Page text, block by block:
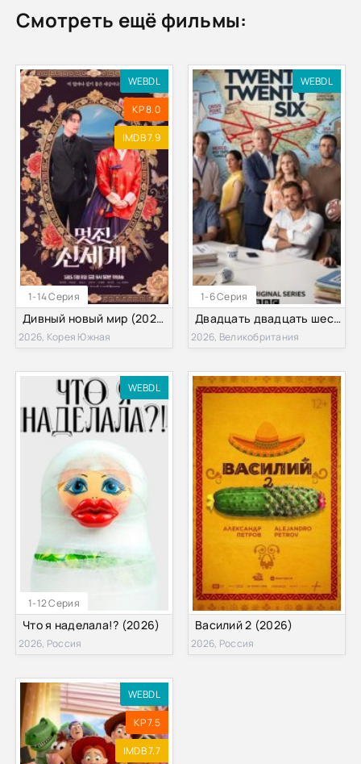
Смотреть ещё фильмы:
1-14 Серия
WEBDL
KP 8.0
IMDB 7.9
Дивный новый мир (2026)
2026, Корея Южная
1-6 Серия
WEBDL
Двадцать двадцать шесть (2026)
2026, Великобритания
1-12 Серия
WEBDL
Что я наделала!? (2026)
2026, Россия
Василий 2 (2026)
2026, Россия
WEBDL
KP 7.5
IMDB 7.7